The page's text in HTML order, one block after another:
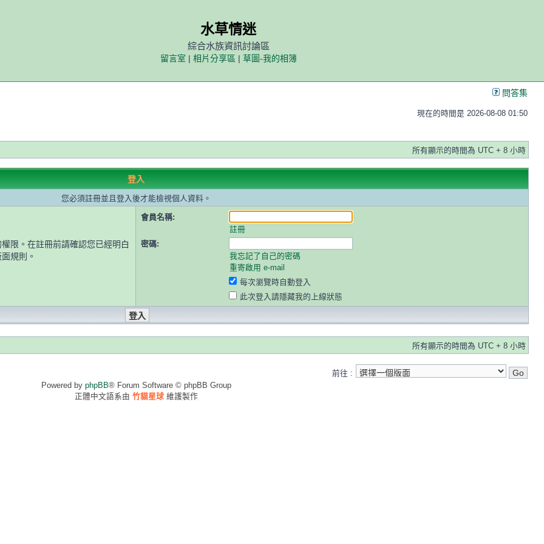
水草情迷
綜合水族資訊討論區
留言室 | 相片分享區 | 草圖-我的相簿
問答集
現在的時間是 2026-08-08 01:50
所有顯示的時間為 UTC + 8 小時
登入
您必須註冊並且登入後才能檢視個人資料。
限。在註冊前請確認您已經明白
規則。
會員名稱:
註冊
密碼:
我忘記了自己的密碼
重寄啟用 e-mail
每次瀏覽時自動登入
此次登入請隱藏我的上線狀態
所有顯示的時間為 UTC + 8 小時
前往 :
Powered by phpBB® Forum Software © phpBB Group
正體中文語系由 竹貓星球維護製作